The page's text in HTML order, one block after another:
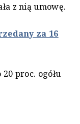
z nią umowę.
za 16
proc. ogółu